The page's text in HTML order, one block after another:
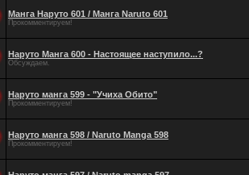
Манга Наруто 601 / Манга Naruto 601
Прокомментируем!
Наруто Манга 600 - Настоящее наступило...?
Обсуждаем.
Наруто манга 599 - "Учиха Обито"
Прокомментируем!
Наруто манга 598 / Naruto Manga 598
Прокомментируем!